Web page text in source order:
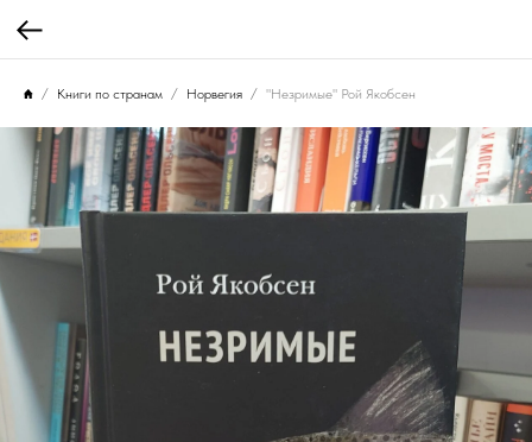
Книги по странам Норвегия "Незримые" Рой Якобсен